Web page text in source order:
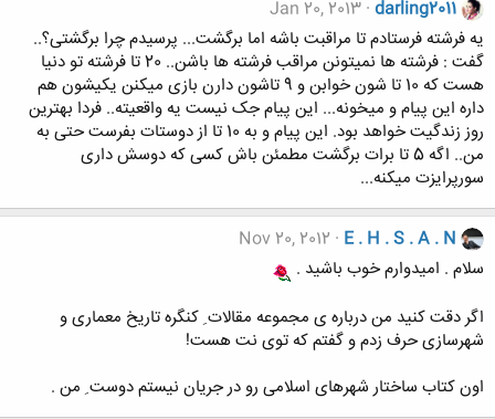
darling2011
Jan 20, 2013
یه فرشته فرستادم تا مراقبت باشه اما برگشت... پرسیدم چرا برگشتی؟..
گفت : فرشته ها نمیتونن مراقب فرشته ها باشن.. 20 تا فرشته تو دنیا
هست که 10 تا شون خوابن و 9 تاشون دارن بازی میکنن یکیشون هم
داره این پیام و میخونه... این پیام جک نیست یه واقعیته.. فردا بهترین
روز زندگیت خواهد بود. این پیام و به 10 تا از دوستات بفرست حتی به
من.. اگه 5 تا برات برگشت مطمئن باش کسی که دوسش داری
سورپرایزت میکنه...
E . H . S . A . N
Nov 20, 2012
سلام . امیدوارم خوب باشید .
اگر دقت کنید من درباره ی مجموعه مقالات ِ کنگره تاریخ معماری و
شهرسازی حرف زدم و گفتم که توی نت هست!
اون کتاب ساختار شهرهای اسلامی رو در جریان نیستم دوست ِ من .